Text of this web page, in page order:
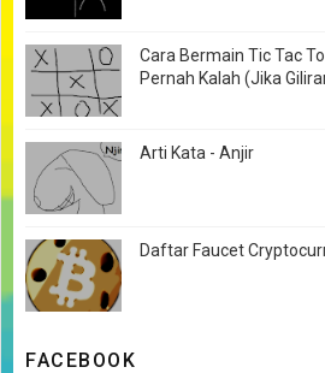
Cara Bermain Tic Tac
Pernah Kalah (Jika
Arti Kata - Anjir
Daftar Faucet
FACEBOOK